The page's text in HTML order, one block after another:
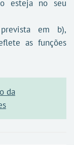
esteja no seu
em b),
as funções
da